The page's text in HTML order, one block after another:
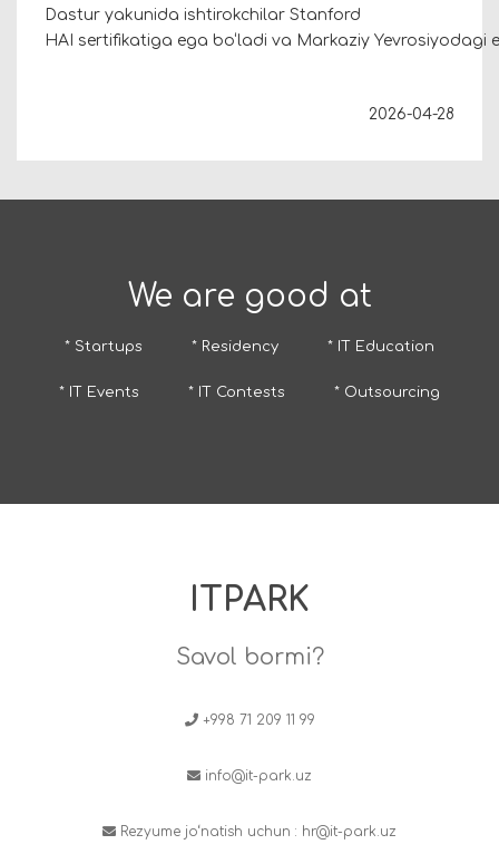
Dastur yakunida ishtirokchilar Stanford
HAI sertifikatiga ega bo‘ladi va Markaziy
2026-04-28
We are good at
* Startups * Residency * IT Education
* IT Events * IT Contests * Outsourcing
ITPARK
Savol bormi?
+998 71 209 11 99
info@it-park.uz
Rezyume jo‘natish uchun : hr@it-park.uz